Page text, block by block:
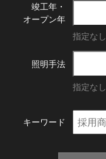
竣工年・
オープン年
指定なし
照明手法
指定なし
キーワード